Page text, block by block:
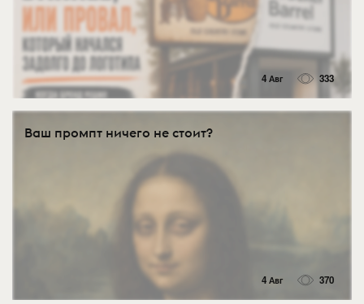
4 Авг 333
Ваш промпт ничего не стоит?
4 Авг 370